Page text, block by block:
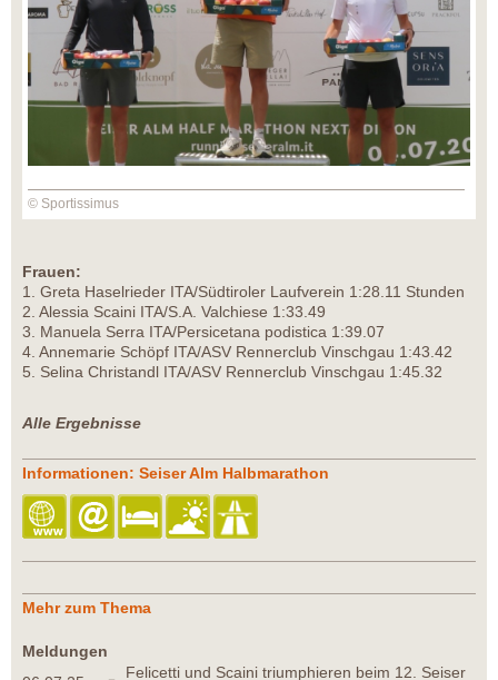
© Sportissimus
Frauen:
1.⁠ ⁠Greta Haselrieder ITA/Südtiroler Laufverein 1:28.11 Stunden
2.⁠ ⁠⁠Alessia Scaini ITA/S.A. Valchiese 1:33.49
3.⁠ ⁠⁠Manuela Serra ITA/Persicetana podistica 1:39.07
4.⁠ ⁠⁠Annemarie Schöpf ITA/ASV Rennerclub Vinschgau 1:43.42
5.⁠ ⁠⁠Selina Christandl ITA/ASV Rennerclub Vinschgau 1:45.32
Alle Ergebnisse
Informationen: Seiser Alm Halbmarathon
Mehr zum Thema
Meldungen
Felicetti und Scaini triumphieren beim 12. Seiser